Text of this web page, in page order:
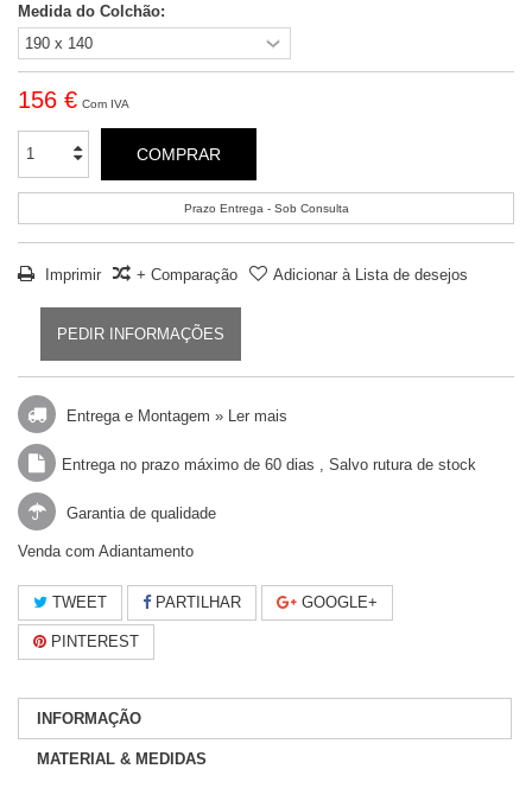
Medida do Colchão:
156 € Com IVA
COMPRAR
Prazo Entrega - Sob Consulta
Imprimir + Comparação Adicionar à Lista de desejos
PEDIR INFORMAÇÕES
Entrega e Montagem » Ler mais
Entrega no prazo máximo de 60 dias , Salvo rutura de stock
Garantia de qualidade
Venda com Adiantamento
TWEET PARTILHAR GOOGLE+
PINTEREST
INFORMAÇÃO
MATERIAL & MEDIDAS